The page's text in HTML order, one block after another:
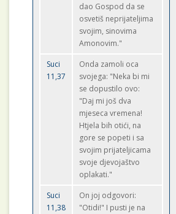
dao Gospod da se
osvetiš neprijateljima
svojim, sinovima
Amonovim."
Suci
11,37
Onda zamoli oca
svojega: "Neka bi mi
se dopustilo ovo:
"Daj mi još dva
mjeseca vremena!
Htjela bih otići, na
gore se popeti i sa
svojim prijateljicama
svoje djevojaštvo
oplakati."
Suci
11,38
On joj odgovori:
"Otidi!" I pusti je na